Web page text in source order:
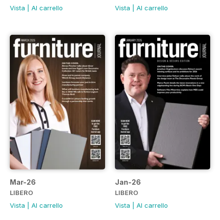
Vista
Al carrello
Vista
Al carrello
Mar-26
LIBERO
Vista
Al carrello
Jan-26
LIBERO
Vista
Al carrello